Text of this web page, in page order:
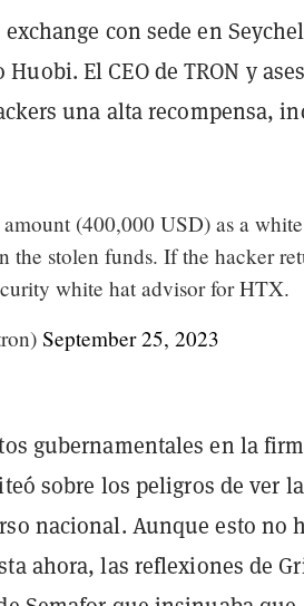
con sede en
El CEO de TRON y
una alta recompensa,
(400,000 USD) as a
the stolen funds. If the hacker
white hat advisor for HTX.
September 25, 2023
gubernamentales en la
sobre los peligros de ver la
nacional. Aunque esto no
ahora, las reflexiones de